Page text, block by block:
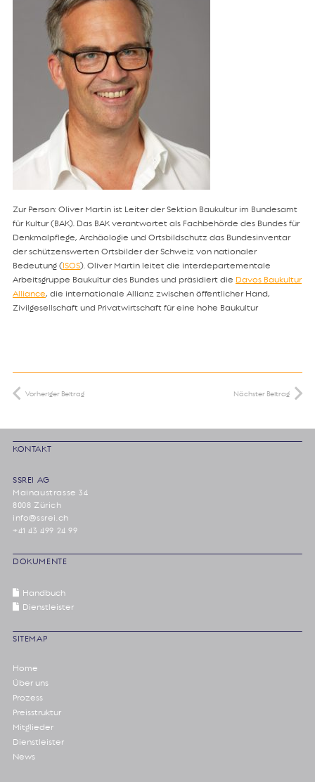
Zur Person: Oliver Martin ist Leiter der Sektion Baukultur im Bundesamt
für Kultur (BAK). Das BAK verantwortet als Fachbehörde des Bundes für
Denkmalpflege, Archäologie und Ortsbildschutz das Bundesinventar
der schützenswerten Ortsbilder der Schweiz von nationaler
Bedeutung (ISOS). Oliver Martin leitet die interdepartementale
Arbeitsgruppe Baukultur des Bundes und präsidiert die Davos Baukultur
Alliance, die internationale Allianz zwischen öffentlicher Hand,
Zivilgesellschaft und Privatwirtschaft für eine hohe Baukultur
Vorheriger Beitrag Nächster Beitrag
KONTAKT
SSREI AG
Mainaustrasse 34
8008 Zürich
info@ssrei.ch
+41 43 499 24 99
DOKUMENTE
Handbuch
Dienstleister
SITEMAP
Home
Über uns
Prozess
Preisstruktur
Mitglieder
Dienstleister
News